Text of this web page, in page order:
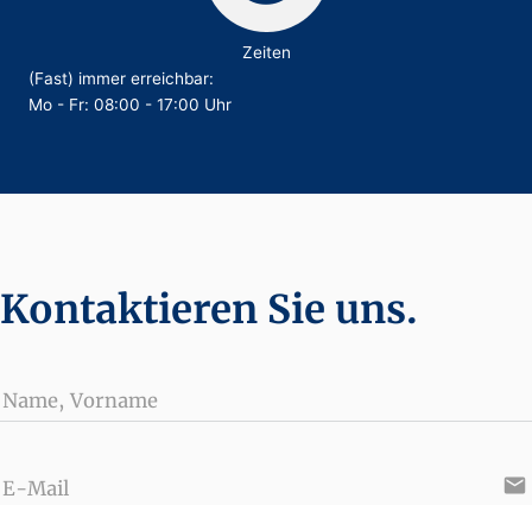
Zeiten
(Fast) immer erreichbar:
Mo - Fr: 08:00 - 17:00 Uhr
Kontaktieren Sie uns.
Name, Vorname
E-Mail email